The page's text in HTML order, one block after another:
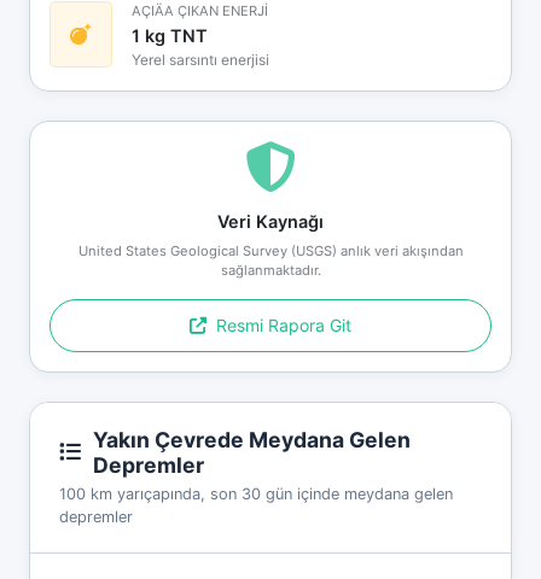
AÇIÄA ÇIKAN ENERJİ
1 kg TNT
Yerel sarsıntı enerjisi
Veri Kaynağı
United States Geological Survey (USGS) anlık veri akışından
sağlanmaktadır.
Resmi Rapora Git
Yakın Çevrede Meydana Gelen
Depremler
100 km yarıçapında, son 30 gün içinde meydana gelen
depremler